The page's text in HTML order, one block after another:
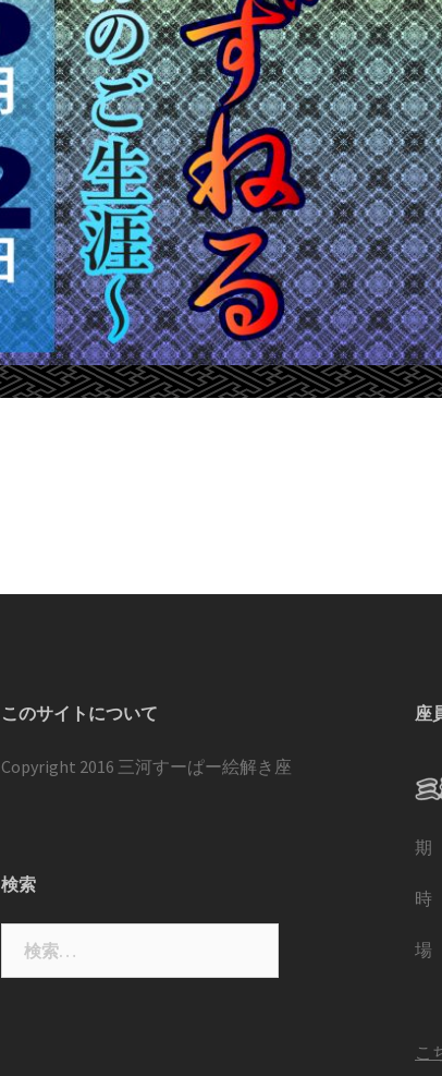
このサイトについて
Copyright 2016 三河すーぱー絵解き座
検索
座
期
時
場
※
こ